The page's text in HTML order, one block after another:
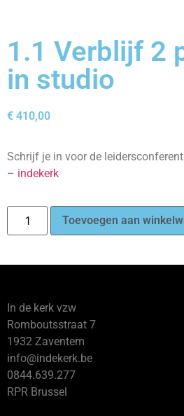
1.1 Verblijf 2
in studio
€ 410,00
Schrijf je in voor de
– indekerk
Toevoegen aan
In de kerk vzw
Romboutsstraat 7
1932 Zaventem
info@indekerk.be
0844.639.277
RPR Brussel